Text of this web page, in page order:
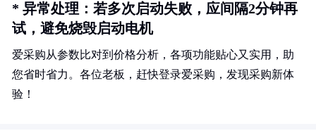
* 异常处理 ：若多次启动失败，应间隔2分钟再
试，避免烧毁启动电机
爱采购从参数比对到价格分析，各项功能贴心又实用，助
您省时省力。各位老板，赶快登录爱采购，发现采购新体
验！